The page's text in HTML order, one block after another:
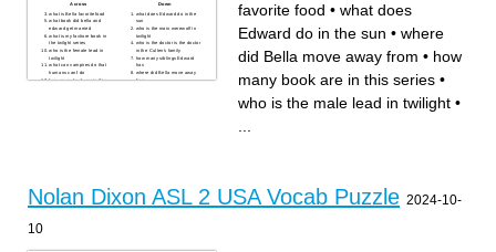
Across
what is Bella favorite food
what book did bella and
edward get married
what is my favtiore book in
the twilght series
who is the female lead in
twilight
what can vampires do that
humans can't do
how many book are in this
Down
what does Edward do in the
sun
who is the main werewolf in
twilight
who is the doctor is the doctor
in the Cullen's family
how many siblings Edward
has
where did Bella move away
from
favorite food • what does
Edward do in the sun • where
did Bella move away from • how
many book are in this series •
who is the male lead in twilight •
Nolan Dixon ASL 2 USA Vocab Puzzle 2024-10-
10